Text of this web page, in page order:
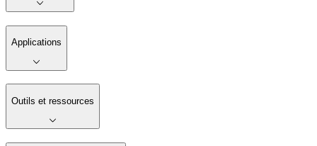
Applications
Outils et ressources